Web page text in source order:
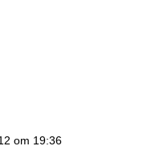
om 19:36